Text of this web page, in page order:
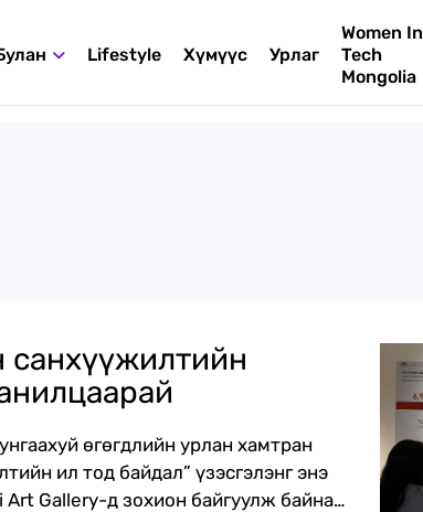
Lifestyle Хүмүүс Урлаг
Women In
Tech
Mongolia
санхүүжилтийн
өгөгдлийн урлан хамтран
ил тод байдал” үзэсгэлэнг энэ
Gallery-д зохион байгуулж байна.